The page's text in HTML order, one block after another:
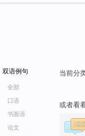
双语例句
全部
口语
书面语
论文
当前分
或者看